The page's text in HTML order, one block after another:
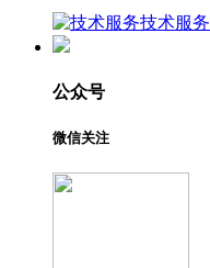
技术服务
公众号
微信关注